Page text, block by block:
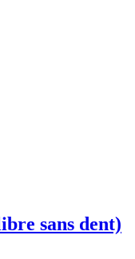
sans dent)